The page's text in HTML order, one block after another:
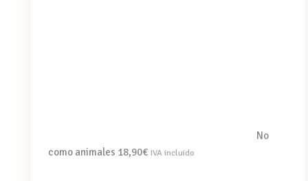
No
como animales 18,90€ IVA incluido